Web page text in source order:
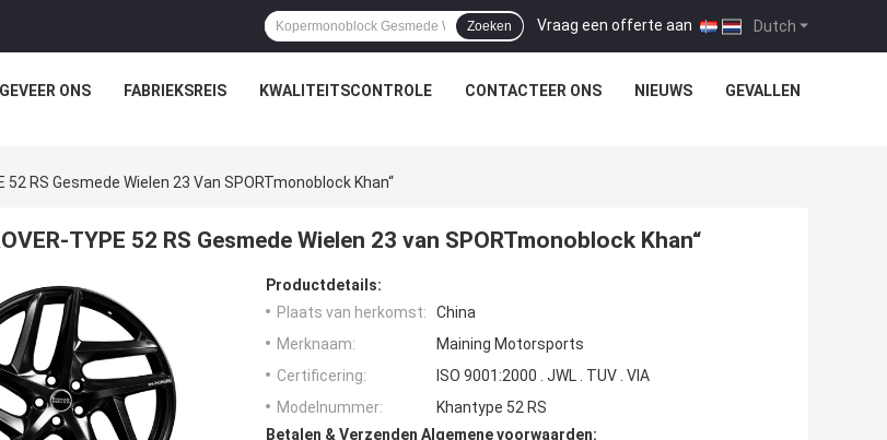
Dutch
Vraag een offerte aan |
Zoeken
ONS FABRIEKSREIS KWALITEITSCONTROLE CONTACTEER ONS NIEUWS GEVALLEN
52 RS Gesmede Wielen 23 Van SPORTmonoblock Khan“
TYPE 52 RS Gesmede Wielen 23 van SPORTmonoblock Khan“
Productdetails:
Plaats van herkomst:
China
Merknaam:
Maining Motorsports
Certificering:
ISO 9001:2000 . JWL . TUV . VIA
Modelnummer:
Khantype 52 RS
Betalen & Verzenden Algemene voorwaarden: